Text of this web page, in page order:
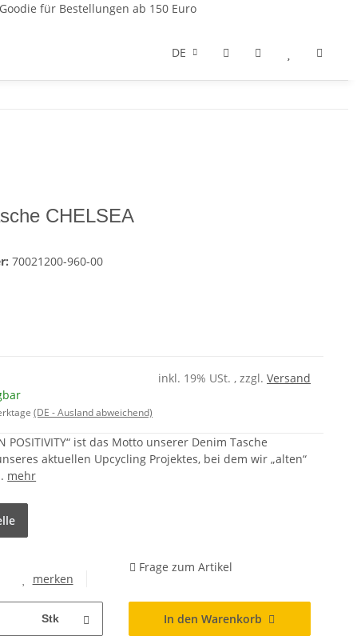
für Bestellungen ab 150 Euro
DE
CHELSEA
70021200-960-00
inkl. 19% USt. , zzgl. Versand
(DE - Ausland abweichend)
POSITIVITY“ ist das Motto unserer Denim Tasche
aktuellen Upcycling Projektes, bei dem wir „alten“
mehr
merken
Frage zum Artikel
Stk In den Warenkorb